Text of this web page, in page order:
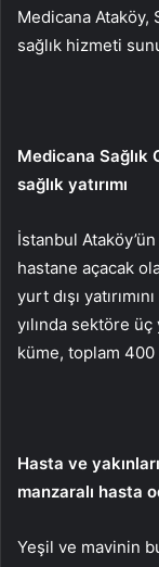
Medicana Ataköy,
sağlık hizmeti
Medicana Sağlık
sağlık yatırımı
İstanbul
hastane açacak
yurt dışı
yılında sektöre
küme, toplam 400
Hasta ve
manzaralı hasta
Yeşil ve mavinin